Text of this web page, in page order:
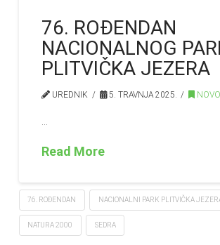
76. ROĐENDAN
NACIONALNOG
PLITVIČKA JEZERA
UREDNIK 5. TRAVNJA 2025.
Read More
76. ROĐENDAN NACIONALNI PARK PLITVIČKA
NATURA 2000 SEDRA